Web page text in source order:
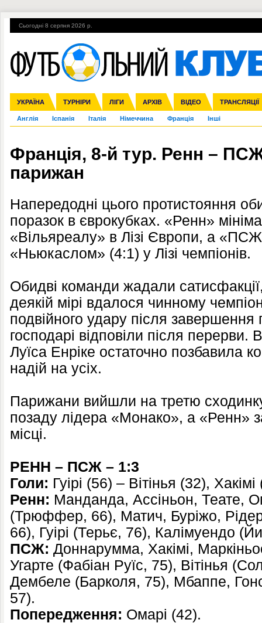
Сьогодні 8 серпня 2026 р.
УКРАЇНА ТУРНІРИ ЛІГИ АРХІВ ВІДЕО ТРАНСЛЯЦІЇ
Збірна Прем'єр-ліга Перша ліга Друга ліга Кубок України
Ліга чемпіонів Ліга Європи Міжнародні Ліга націй Ліга
Англія Іспанія Італія Німеччина Франція Інші
ЧС-2014 ЄВРО-2016 Росія Кубок конфедерацій ЧЄ-2015 (U-
Гарячі теми УПЛ, 2-й тур ВІЙНА УПЛ-ПЕРЕХОДИ
Франція, 8-й тур. Ренн – ПСЖ
парижан
Напередодні цього протистояння
поразок в єврокубках. «Ренн»
«Вільяреалу» в Лізі Європи, а
«Ньюкаслом» (4:1) у Лізі чемпіонів.
Обидві команди жадали
деякій мірі вдалося чинному
подвійного удару після завершення
господарі відповіли після перерви.
Луїса Енріке остаточно позбавила
надій на усіх.
Парижани вийшли на третю
позаду лідера «Монако», а «Ренн»
місці.
РЕНН – ПСЖ – 1:3
Голи: Гуірі (56) – Вітінья (32),
Ренн: Манданда, Ассіньон, Теате,
(Трюффер, 66), Матич, Буріжо,
66), Гуірі (Терьє, 76), Калімуендо
ПСЖ: Доннарумма, Хакімі,
Угарте (Фабіан Руїс, 75), Вітінья
Дембеле (Барколя, 75), Мбаппе,
57).
Попередження: Омарі (42).